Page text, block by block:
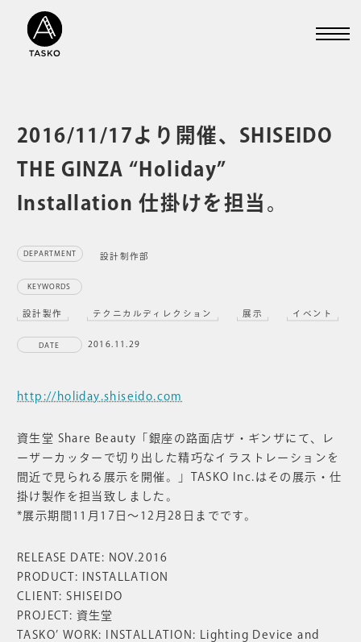
2016/11/17より開催、SHISEIDO
THE GINZA “Holiday”
Installation 仕掛けを担当。
DEPARTMENT 設計制作部
KEYWORDS
設計製作 テクニカルディレクション 展示 イベント
DATE 2016.11.29
http://holiday.shiseido.com
資生堂 Share Beauty「銀座の路面店ザ・ギンザにて、レ
ーザーカッターで切り出した精巧なイラストレーションを
間近で見られる展示を開催。」TASKO Inc.はその展示・仕
掛け製作を担当致しました。
*展示期間11月17日〜12月28日までです。
RELEASE DATE: NOV.2016
PRODUCT: INSTALLATION
CLIENT: SHISEIDO
PROJECT: 資生堂
TASKO’ WORK: INSTALLATION: Lighting Device and